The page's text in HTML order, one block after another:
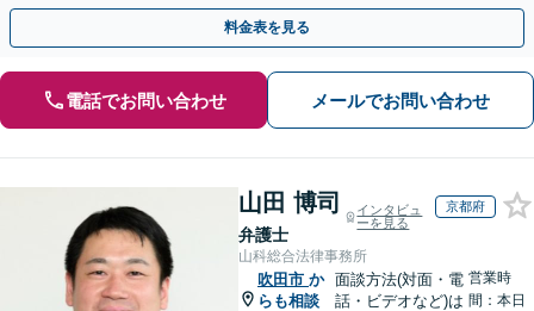
を尊重した迅速な解決を目指します。
料金表を見る
電話でお問い合わせ メールでお問い合わせ
山田 博司
弁護士
インタビュ
ーを見る
京都府
山科総合法律事務所
吹田市 か
らも相談
面談方法(対面・電
話・ビデオなど)は
営業時
間：本日